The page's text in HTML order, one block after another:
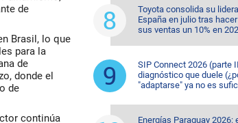
de
Brasil, lo que
para la
de
donde el
de
continúa
Toyota consolida su
España en julio tras
sus ventas un 10% en
SIP Connect 2026 (parte
diagnóstico que duele
"adaptarse" ya no es
Energías Paraguay 2026: